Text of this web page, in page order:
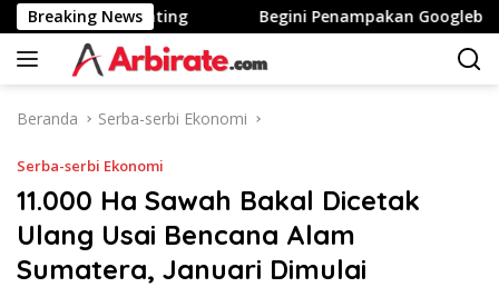
Langsung
ke
konten
Breaking News
Tinggi Stunting Begini Penampakan Googlebook
Beranda Serba-serbi Ekonomi
Serba-serbi Ekonomi
11.000 Ha Sawah Bakal Dicetak
Ulang Usai Bencana Alam
Sumatera, Januari Dimulai